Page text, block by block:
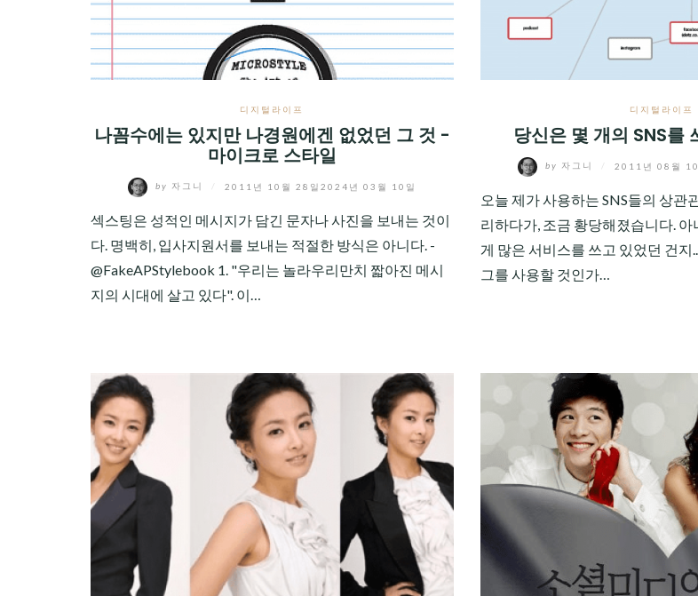
디지털라이프
나꼼수에는 있지만 나경원에겐 없었던 그 것 -
마이크로 스타일
by 자그니 2011년 10월 28일 2024년 03월 10일
섹스팅은 성적인 메시지가 담긴 문자나 사진을 보내는 것이
다. 명백히, 입사지원서를 보내는 적절한 방식은 아니다. -
@FakeAPStylebook 1. "우리는 놀라우리만치 짧아진 메시
지의 시대에 살고 있다". 이…
디지털라이프
당신은 몇 개의 SNS를
by 자그니 2011년 08월 10
오늘 제가 사용하는 SNS들의 상관
리하다가, 조금 황당해졌습니다. 아
게 많은 서비스를 쓰고 있었던 건지
그를 사용할 것인가…